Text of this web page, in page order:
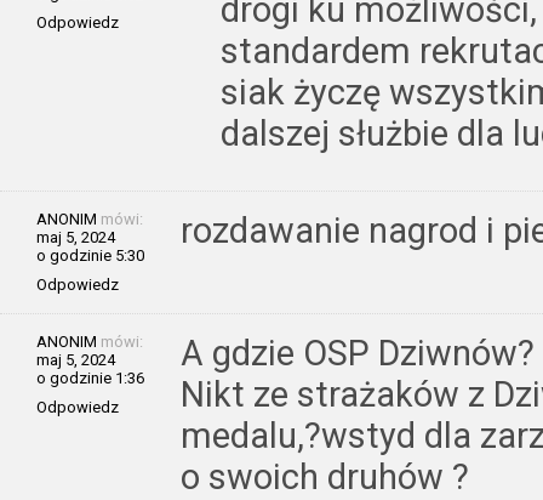
Odpowiedz
drogi ku
standardem
siak życzę
dalszej służbie dla
ANONIM mówi:
maj 5, 2024
o godzinie 5:30
Odpowiedz
rozdawanie nagrod i
ANONIM mówi:
maj 5, 2024
o godzinie 1:36
Odpowiedz
A gdzie OSP Dziwnów?
Nikt ze strażaków z
medalu,?wstyd dla
o swoich druhów ?